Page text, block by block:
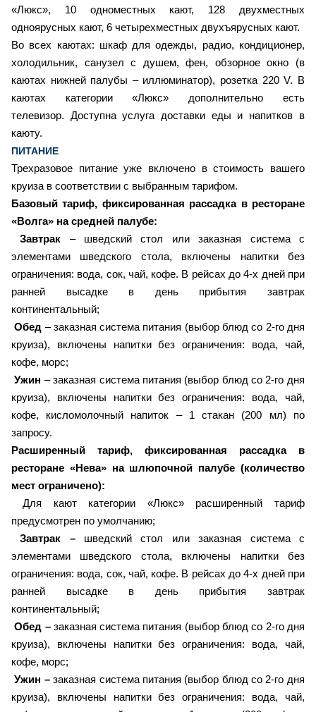
«Люкс», 10 одноместных кают, 128
двухместных
одноярусных кают, 6 четырехместных двухъярусных кают.
Во всех каютах: шкаф для одежды, радио, кондиционер,
холодильник, санузел с душем, фен, обзорное окно (в
каютах нижней палубы – иллюминатор), розетка 220 V. В
каютах категории «Люкс» дополнительно есть
телевизор. Доступна услуга доставки еды и напитков в
каюту.
ПИТАНИЕ
Трехразовое питание уже включено в стоимость вашего
круиза в соответствии с выбранным тарифом.
Базовый тариф, фиксированная рассадка в ресторане
«Волга» на средней палубе:
Завтрак – шведский стол или заказная система с
элементами шведского стола, включены напитки без
ограничения: вода, сок, чай, кофе. В рейсах до 4-х дней при
ранней высадке в день прибытия завтрак
континентальный;
Обед – заказная система питания (выбор блюд со 2-го дня
круиза), включены напитки без ограничения: вода, чай,
кофе, морс;
Ужин – заказная система питания (выбор блюд со 2-го дня
круиза), включены напитки без ограничения: вода, чай,
кофе, кисломолочный напиток – 1 стакан (200 мл) по
запросу.
Расширенный тариф, фиксированная рассадка в
ресторане «Нева» на шлюпочной палубе (количество
мест ограничено):
Для кают категории «Люкс» расширенный тариф
предусмотрен по умолчанию;
Завтрак –шведский стол или заказная система с
элементами шведского стола, включены напитки без
ограничения: вода, сок, чай, кофе. В рейсах до 4-х дней при
ранней высадке в день прибытия завтрак
континентальный;
Обед –заказная система питания (выбор блюд со 2-го дня
круиза), включены напитки без ограничения: вода, чай,
кофе, морс;
Ужин –заказная система питания (выбор блюд со 2-го дня
круиза), включены напитки без ограничения: вода, чай,